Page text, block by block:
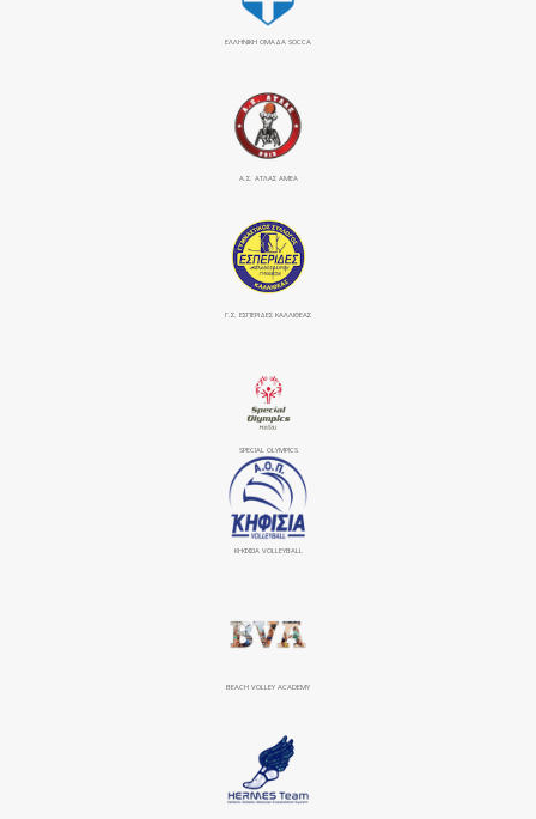
ΕΛΛΗΝΙΚΗ ΟΜΑΔΑ SOCCA
Α.Σ. ΑΤΛΑΣ ΑΜΕΑ
Γ.Σ. ΕΣΠΕΡΙΔΕΣ ΚΑΛΛΙΘΕΑΣ
SPECIAL OLYMPICS
ΚΗΦΙΣΙΆ VOLLEYBALL
BEACH VOLLEY ACADEMY